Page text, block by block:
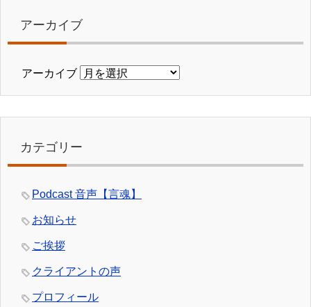
アーカイブ
アーカイブ
カテゴリー
Podcast 音声【言魂】
お知らせ
ご挨拶
クライアントの声
プロフィール